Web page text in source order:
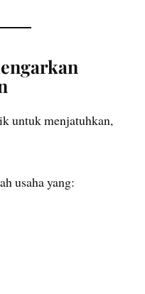
untuk menjatuhkan,
usaha yang: